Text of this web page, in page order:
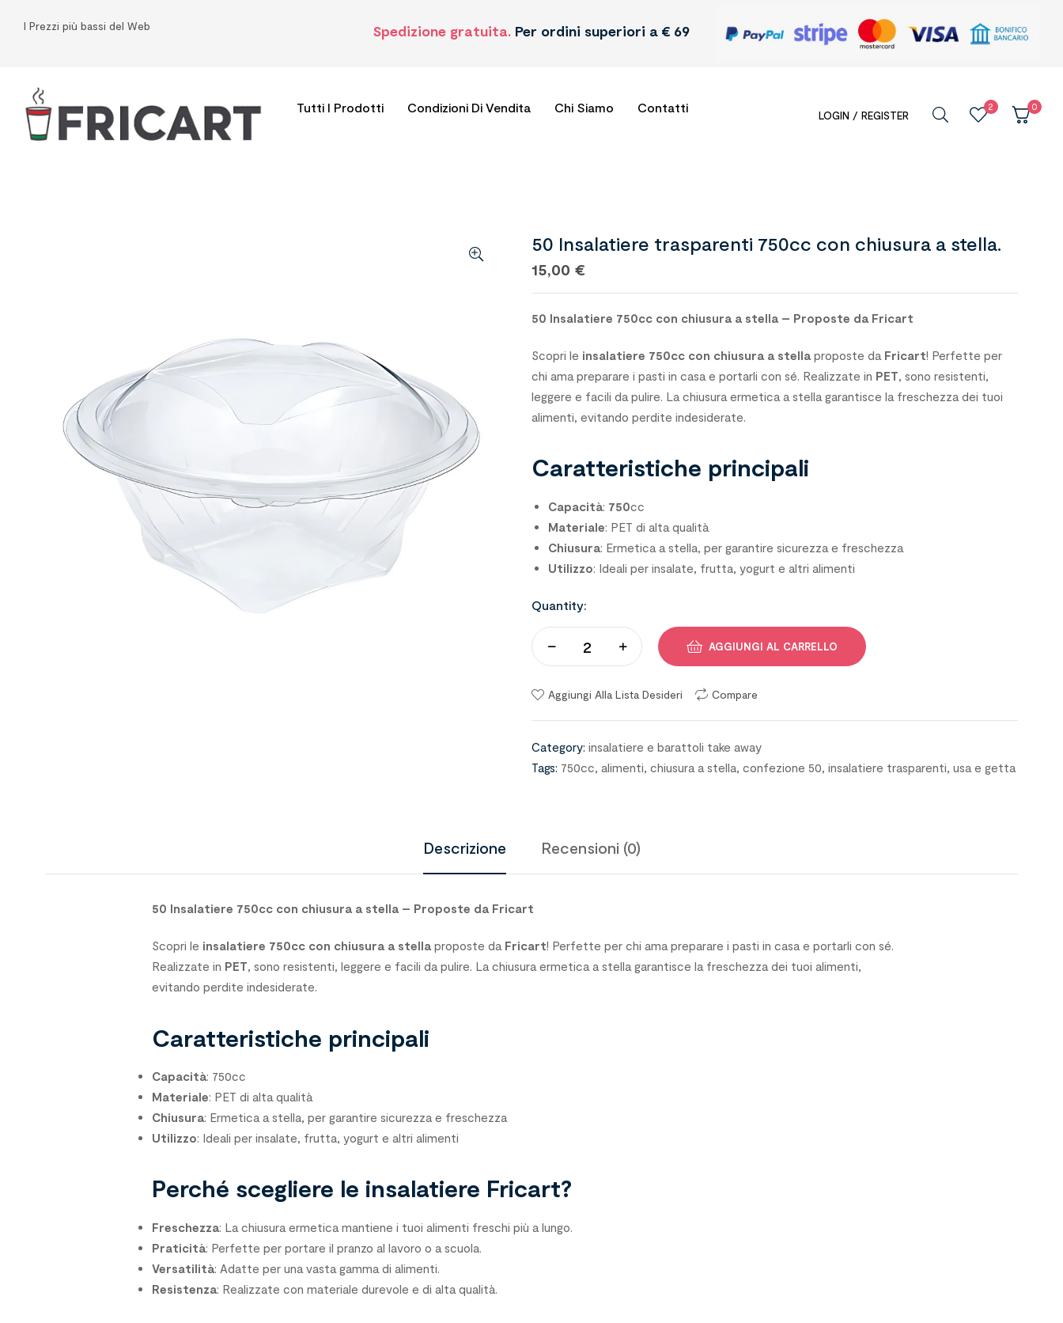
I Prezzi più bassi del Web Spedizione gratuita. Per ordini superiori a € 69
Tutti I Prodotti Condizioni Di Vendita Chi Siamo Contatti
LOGIN / REGISTER
2 0
50 Insalatiere trasparenti 750cc con chiusura a stella.
15,00 €
50 Insalatiere 750cc con chiusura a stella – Proposte da Fricart
Scopri le insalatiere 750cc con chiusura a stella proposte da Fricart! Perfette per
chi ama preparare i pasti in casa e portarli con sé. Realizzate in PET, sono resistenti,
leggere e facili da pulire. La chiusura ermetica a stella garantisce la freschezza dei tuoi
alimenti, evitando perdite indesiderate.
Caratteristiche principali
Capacità: 750cc
Materiale: PET di alta qualità
Chiusura: Ermetica a stella, per garantire sicurezza e freschezza
Utilizzo: Ideali per insalate, frutta, yogurt e altri alimenti
Quantity:
AGGIUNGI AL CARRELLO
Aggiungi Alla Lista Desideri Compare
Category: insalatiere e barattoli take away
Tags: 750cc, alimenti, chiusura a stella, confezione 50, insalatiere trasparenti, usa e getta
Descrizione Recensioni (0)
50 Insalatiere 750cc con chiusura a stella – Proposte da Fricart
Scopri le insalatiere 750cc con chiusura a stella proposte da Fricart! Perfette per chi ama preparare i pasti in casa e portarli con sé.
Realizzate in PET, sono resistenti, leggere e facili da pulire. La chiusura ermetica a stella garantisce la freschezza dei tuoi alimenti,
evitando perdite indesiderate.
Caratteristiche principali
Capacità: 750cc
Materiale: PET di alta qualità
Chiusura: Ermetica a stella, per garantire sicurezza e freschezza
Utilizzo: Ideali per insalate, frutta, yogurt e altri alimenti
Perché scegliere le insalatiere Fricart?
Freschezza: La chiusura ermetica mantiene i tuoi alimenti freschi più a lungo.
Praticità: Perfette per portare il pranzo al lavoro o a scuola.
Versatilità: Adatte per una vasta gamma di alimenti.
Resistenza: Realizzate con materiale durevole e di alta qualità.